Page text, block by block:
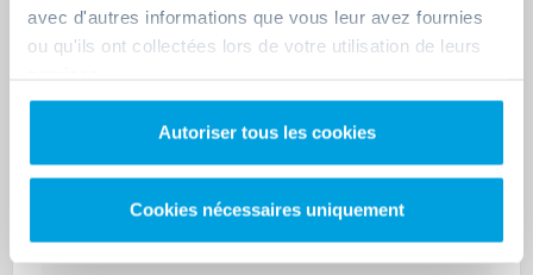
avec d'autres informations que vous leur avez fournies
ou qu'ils ont collectées lors de votre utilisation de leurs
Autoriser tous les cookies
Cookies nécessaires uniquement